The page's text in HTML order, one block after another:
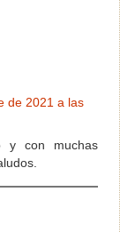
de 2021 a las
y con muchas